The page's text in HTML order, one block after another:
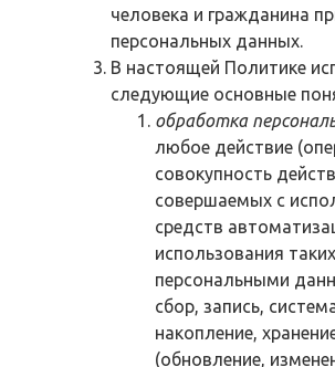
человека и гражданина
персональных данных.
В настоящей Политике
следующие основные
обработка
любое действие
совокупность
совершаемых с
средств
использования
персональными
сбор, запись,
накопление,
(обновление,